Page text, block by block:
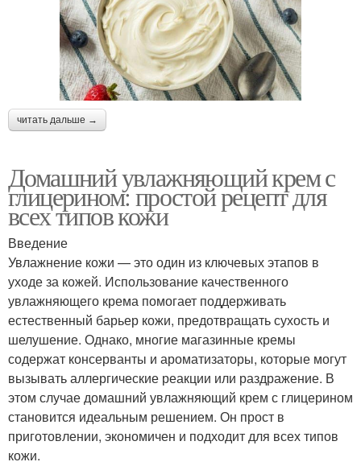
читать дальше →
Домашний увлажняющий крем с
глицерином: простой рецепт для
всех типов кожи
Введение
Увлажнение кожи — это один из ключевых этапов в
уходе за кожей. Использование качественного
увлажняющего крема помогает поддерживать
естественный барьер кожи, предотвращать сухость и
шелушение. Однако, многие магазинные кремы
содержат консерванты и ароматизаторы, которые могут
вызывать аллергические реакции или раздражение. В
этом случае домашний увлажняющий крем с глицерином
становится идеальным решением. Он прост в
приготовлении, экономичен и подходит для всех типов
кожи.